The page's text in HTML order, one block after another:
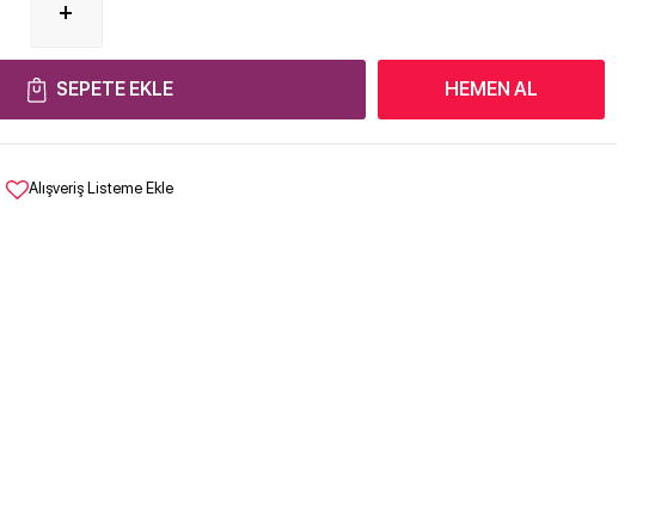
SEPETE EKLE HEMEN AL
Alışveriş Listeme Ekle